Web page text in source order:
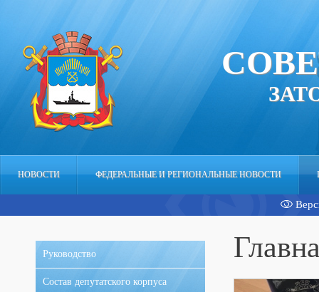
НОВОСТИ ФЕДЕРАЛЬНЫЕ И РЕГИОНАЛЬНЫЕ НОВОСТИ
АППАРАТ
Руководство
Состав депутатского корпуса